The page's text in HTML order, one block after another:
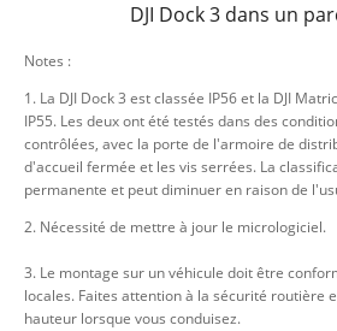
DJI Dock 3 dans un
Notes :
1. La DJI Dock 3 est classée IP56 et la DJI
IP55. Les deux ont été testés dans des
contrôlées, avec la porte de l'armoire de
d'accueil fermée et les vis serrées. La
permanente et peut diminuer en raison de
2. Nécessité de mettre à jour le micrologiciel.
3. Le montage sur un véhicule doit être
locales. Faites attention à la sécurité routière
hauteur lorsque vous conduisez.